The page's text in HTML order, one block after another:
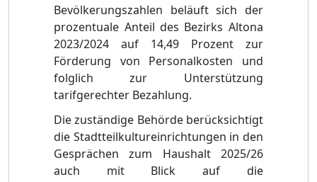
Bevölkerungszahlen beläuft sich der
prozentuale Anteil des Bezirks Altona
2023/2024 auf 14,49 Prozent zur
Förderung von Personalkosten und
folglich zur Unterstützung
tarifgerechter Bezahlung.
Die zuständige Behörde berücksichtigt
die Stadtteilkultureinrichtungen in den
Gesprächen zum Haushalt 2025/26
auch mit Blick auf die